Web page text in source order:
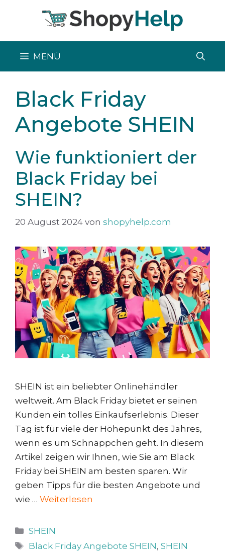
MENÜ
Black Friday
Angebote SHEIN
Wie funktioniert der
Black Friday bei
SHEIN?
20 August 2024 von shopyhelp.com
SHEIN ist ein beliebter Onlinehändler
weltweit. Am Black Friday bietet er seinen
Kunden ein tolles Einkaufserlebnis. Dieser
Tag ist für viele der Höhepunkt des Jahres,
wenn es um Schnäppchen geht. In diesem
Artikel zeigen wir Ihnen, wie Sie am Black
Friday bei SHEIN am besten sparen. Wir
geben Tipps für die besten Angebote und
wie … Weiterlesen
Kategorien
SHEIN
Schlagwörter
Black Friday Angebote SHEIN,SHEIN